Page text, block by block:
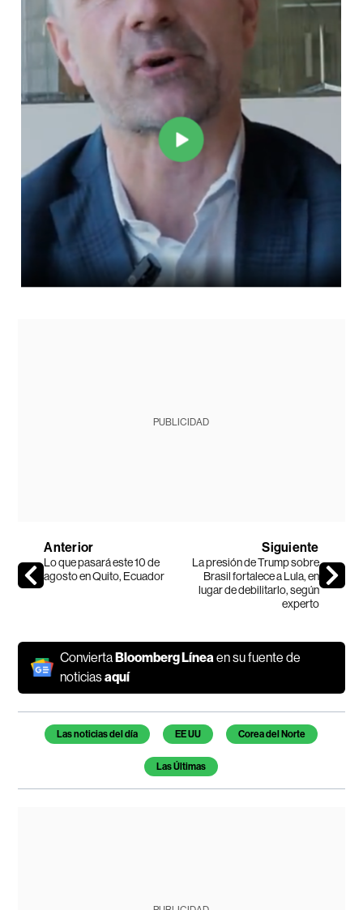
PUBLICIDAD
Anterior
Lo que pasará este 10 de
agosto en Quito, Ecuador
Siguiente
La presión de Trump sobre
Brasil fortalece a Lula, en
lugar de debilitarlo, según
experto
ConviertaBloomberg Línea en su fuente de
noticiasaquí
Temas de este artículo
Las noticias del día EE UU Corea del Norte
Las Últimas